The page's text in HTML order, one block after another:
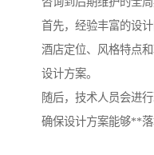
首先，经验丰富的设
酒店定位、风格特点
设计方案。
随后，技术人员会进
确保设计方案能够**落